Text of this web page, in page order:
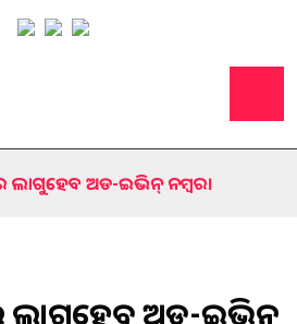
ଲାଗୁହେବ ଅଡ-ଇଭିନ୍ ନମ୍ବର।
ଲାଗୁହେବ ଅଡ-ଇଭିନ୍